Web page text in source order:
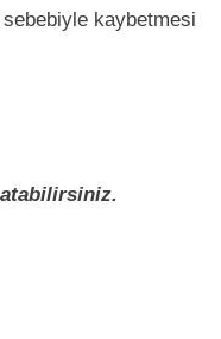
sebebiyle kaybetmesi